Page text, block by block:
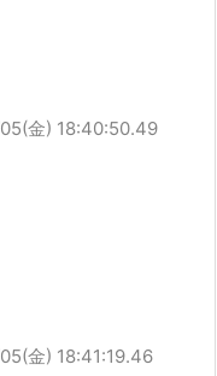
金) 18:40:50.49
金) 18:41:19.46